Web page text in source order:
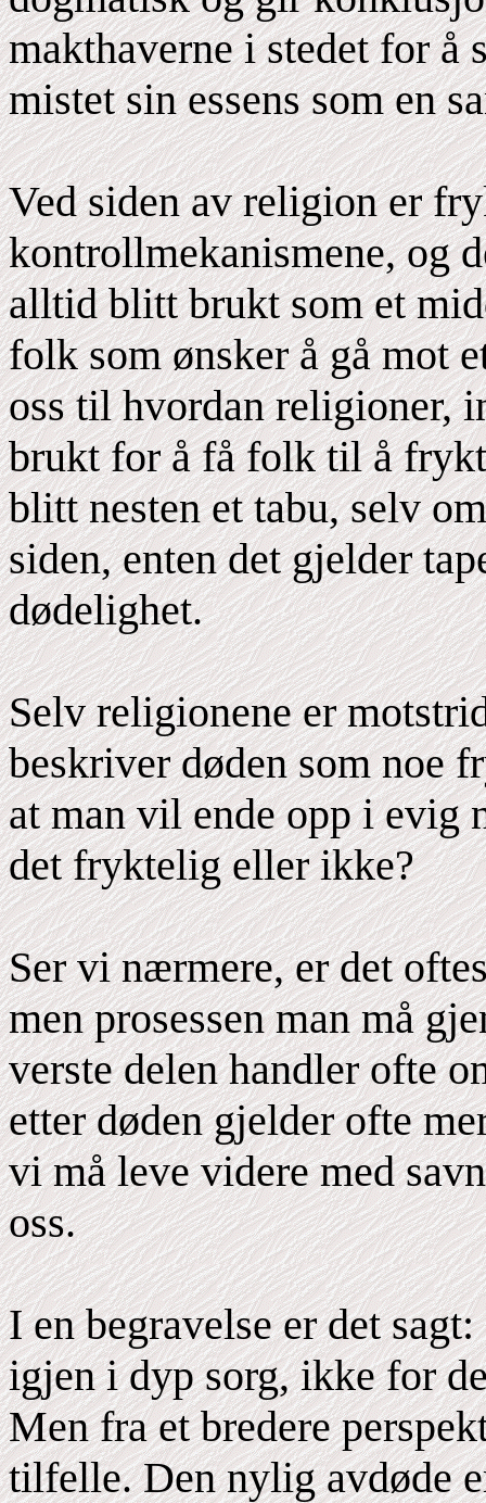
makthaverne i stedet for å
mistet sin essens som en
Ved siden av religion er
kontrollmekanismene, og
alltid blitt brukt som et
folk som ønsker å gå mot
oss til hvordan religioner,
brukt for å få folk til å
blitt nesten et tabu, selv
siden, enten det gjelder
dødelighet.
Selv religionene er
beskriver døden som noe
at man vil ende opp i evig
det fryktelig eller ikke?
Ser vi nærmere, er det
men prosessen man må
verste delen handler ofte
etter døden gjelder ofte
vi må leve videre med
oss.
I en begravelse er det
igjen i dyp sorg, ikke for
Men fra et bredere
tilfelle. Den nylig avdøde